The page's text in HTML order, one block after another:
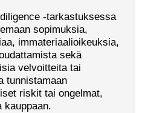
-tarkastuksessa
sopimuksia,
immateriaalioikeuksia,
sekä
velvoitteita tai
tunnistamaan
riskit tai ongelmat,
kauppaan.